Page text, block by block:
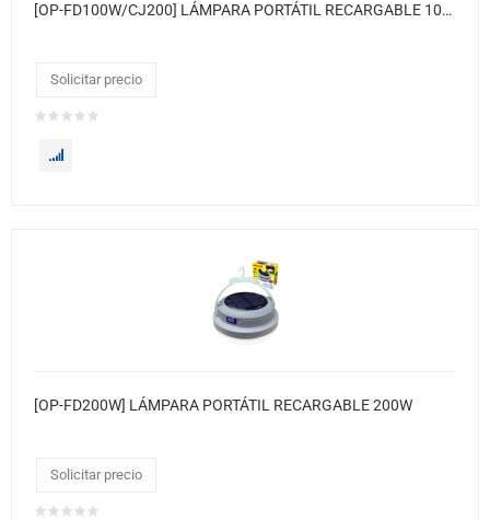
[OP-FD100W/CJ200] LÁMPARA PORTÁTIL RECARGABLE 100W 200XCJ
Solicitar precio
[OP-FD200W] LÁMPARA PORTÁTIL RECARGABLE 200W
Solicitar precio